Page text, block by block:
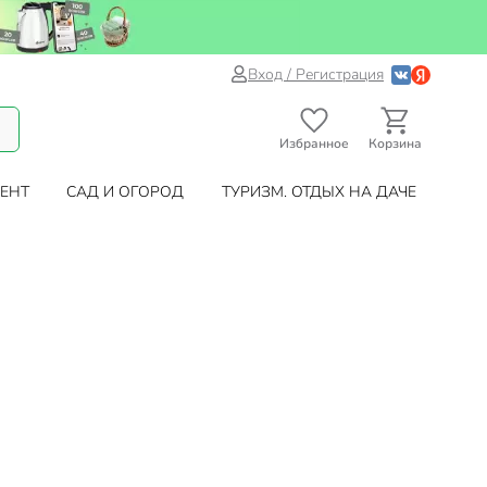
Вход / Регистрация
Избранное Корзина
САД И ОГОРОД ТУРИЗМ. ОТДЫХ НА ДАЧЕ